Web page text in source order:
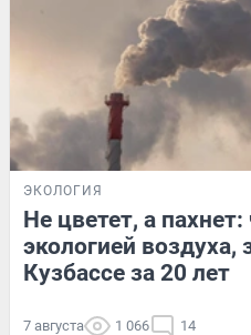
ЭКОЛОГИЯ
Не цветет, а
экологией
Кузбассе за 20 лет
7 августа 1 066 14